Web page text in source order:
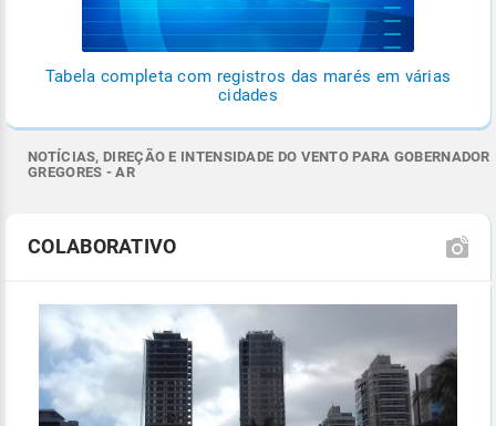
Tabela completa com registros das marés em várias
cidades
NOTÍCIAS, DIREÇÃO E INTENSIDADE DO VENTO PARA GOBERNADOR
GREGORES - AR
COLABORATIVO